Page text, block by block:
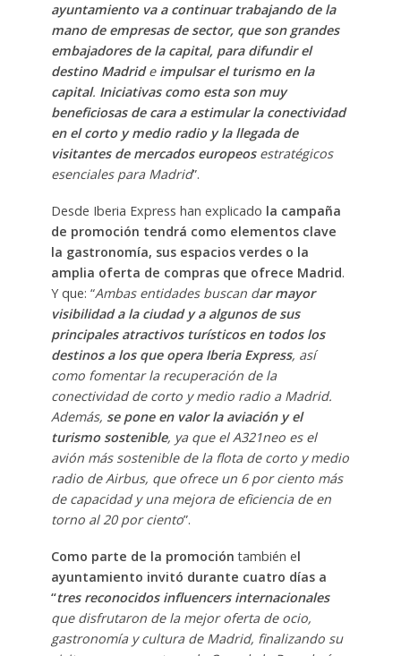
ayuntamiento va a continuar trabajando de la
mano de empresas de sector, que son grandes
embajadores de la capital, para difundir el
destino Madride impulsar el turismo en la
capital. Iniciativas como esta son muy
beneficiosas de cara a estimular la conectividad
en el corto y medio radio y la llegada de
visitantes de mercados europeosestratégicos
esenciales para Madrid”.
Desde Iberia Express han explicado la campaña
de promoción tendrá como elementos clave
la gastronomía, sus espacios verdes o la
amplia oferta de compras que ofrece Madrid.
Y que: “Ambas entidades buscan dar mayor
visibilidad a la ciudad y a algunos de sus
principales atractivos turísticos en todos los
destinos a los que opera Iberia Express, así
como fomentar la recuperación de la
conectividad de corto y medio radio a Madrid.
Además, se pone en valor la aviación y el
turismo sostenible, ya que el A321neo es el
avión más sostenible de la flota de corto y medio
radio de Airbus, que ofrece un 6 por ciento más
de capacidad y una mejora de eficiencia de en
torno al 20 por ciento”.
Como parte de la promoción también el
ayuntamiento invitó durante cuatro días a
“tres reconocidos influencers internacionales
que disfrutaron de la mejor oferta de ocio,
gastronomía y cultura de Madrid, finalizando su